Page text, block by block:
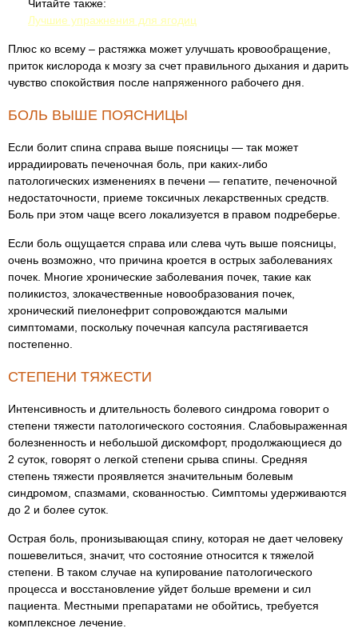
Читайте также:
Лучшие упражнения для ягодиц
Плюс ко всему – растяжка может улучшать кровообращение,
приток кислорода к мозгу за счет правильного дыхания и дарить
чувство спокойствия после напряженного рабочего дня.
БОЛЬ ВЫШЕ ПОЯСНИЦЫ
Если болит спина справа выше поясницы — так может
иррадиировать печеночная боль, при каких-либо
патологических изменениях в печени — гепатите, печеночной
недостаточности, приеме токсичных лекарственных средств.
Боль при этом чаще всего локализуется в правом подреберье.
Если боль ощущается справа или слева чуть выше поясницы,
очень возможно, что причина кроется в острых заболеваниях
почек. Многие хронические заболевания почек, такие как
поликистоз, злокачественные новообразования почек,
хронический пиелонефрит сопровождаются малыми
симптомами, поскольку почечная капсула растягивается
постепенно.
СТЕПЕНИ ТЯЖЕСТИ
Интенсивность и длительность болевого синдрома говорит о
степени тяжести патологического состояния. Слабовыраженная
болезненность и небольшой дискомфорт, продолжающиеся до
2 суток, говорят о легкой степени срыва спины. Средняя
степень тяжести проявляется значительным болевым
синдромом, спазмами, скованностью. Симптомы удерживаются
до 2 и более суток.
Острая боль, пронизывающая спину, которая не дает человеку
пошевелиться, значит, что состояние относится к тяжелой
степени. В таком случае на купирование патологического
процесса и восстановление уйдет больше времени и сил
пациента. Местными препаратами не обойтись, требуется
комплексное лечение.